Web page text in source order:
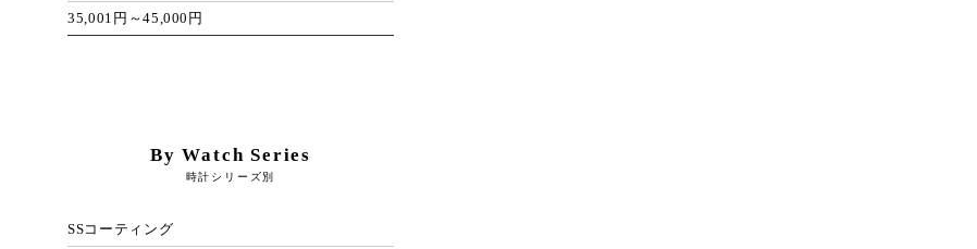
35,001円～45,000円
By Watch Series
時計シリーズ別
SSコーティング